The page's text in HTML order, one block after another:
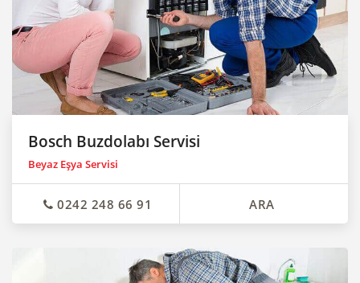
Bosch Buzdolabı Servisi
Beyaz Eşya Servisi
0242 248 66 91 ARA